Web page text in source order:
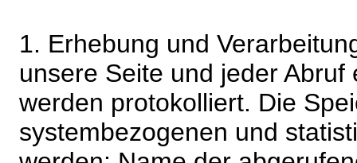
1. Erhebung und
unsere Seite und jeder
werden protokolliert. Die
systembezogenen und